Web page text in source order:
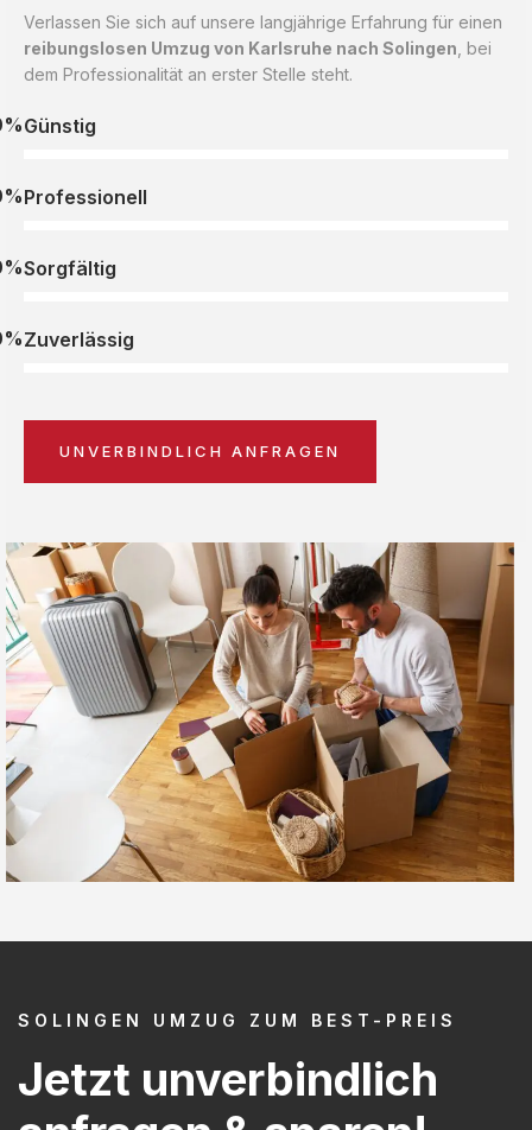
Verlassen Sie sich auf unsere langjährige Erfahrung für einen
reibungslosen Umzug von Karlsruhe nach Solingen , bei
dem Professionalität an erster Stelle steht.
Günstig
Professionell
Sorgfältig
Zuverlässig
UNVERBINDLICH ANFRAGEN
SOLINGEN UMZUG ZUM BEST-PREIS
Jetzt unverbindlich